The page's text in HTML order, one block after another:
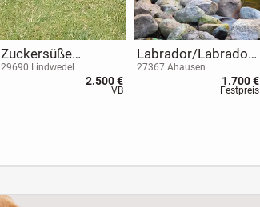
Zuckersüße
Cavapoo Welpen,
29690 Lindwedel
2.500 €
VB
Labrador/Labradoo
dle Welpen suchen
27367 Ahausen
1.700 €
Festpreis